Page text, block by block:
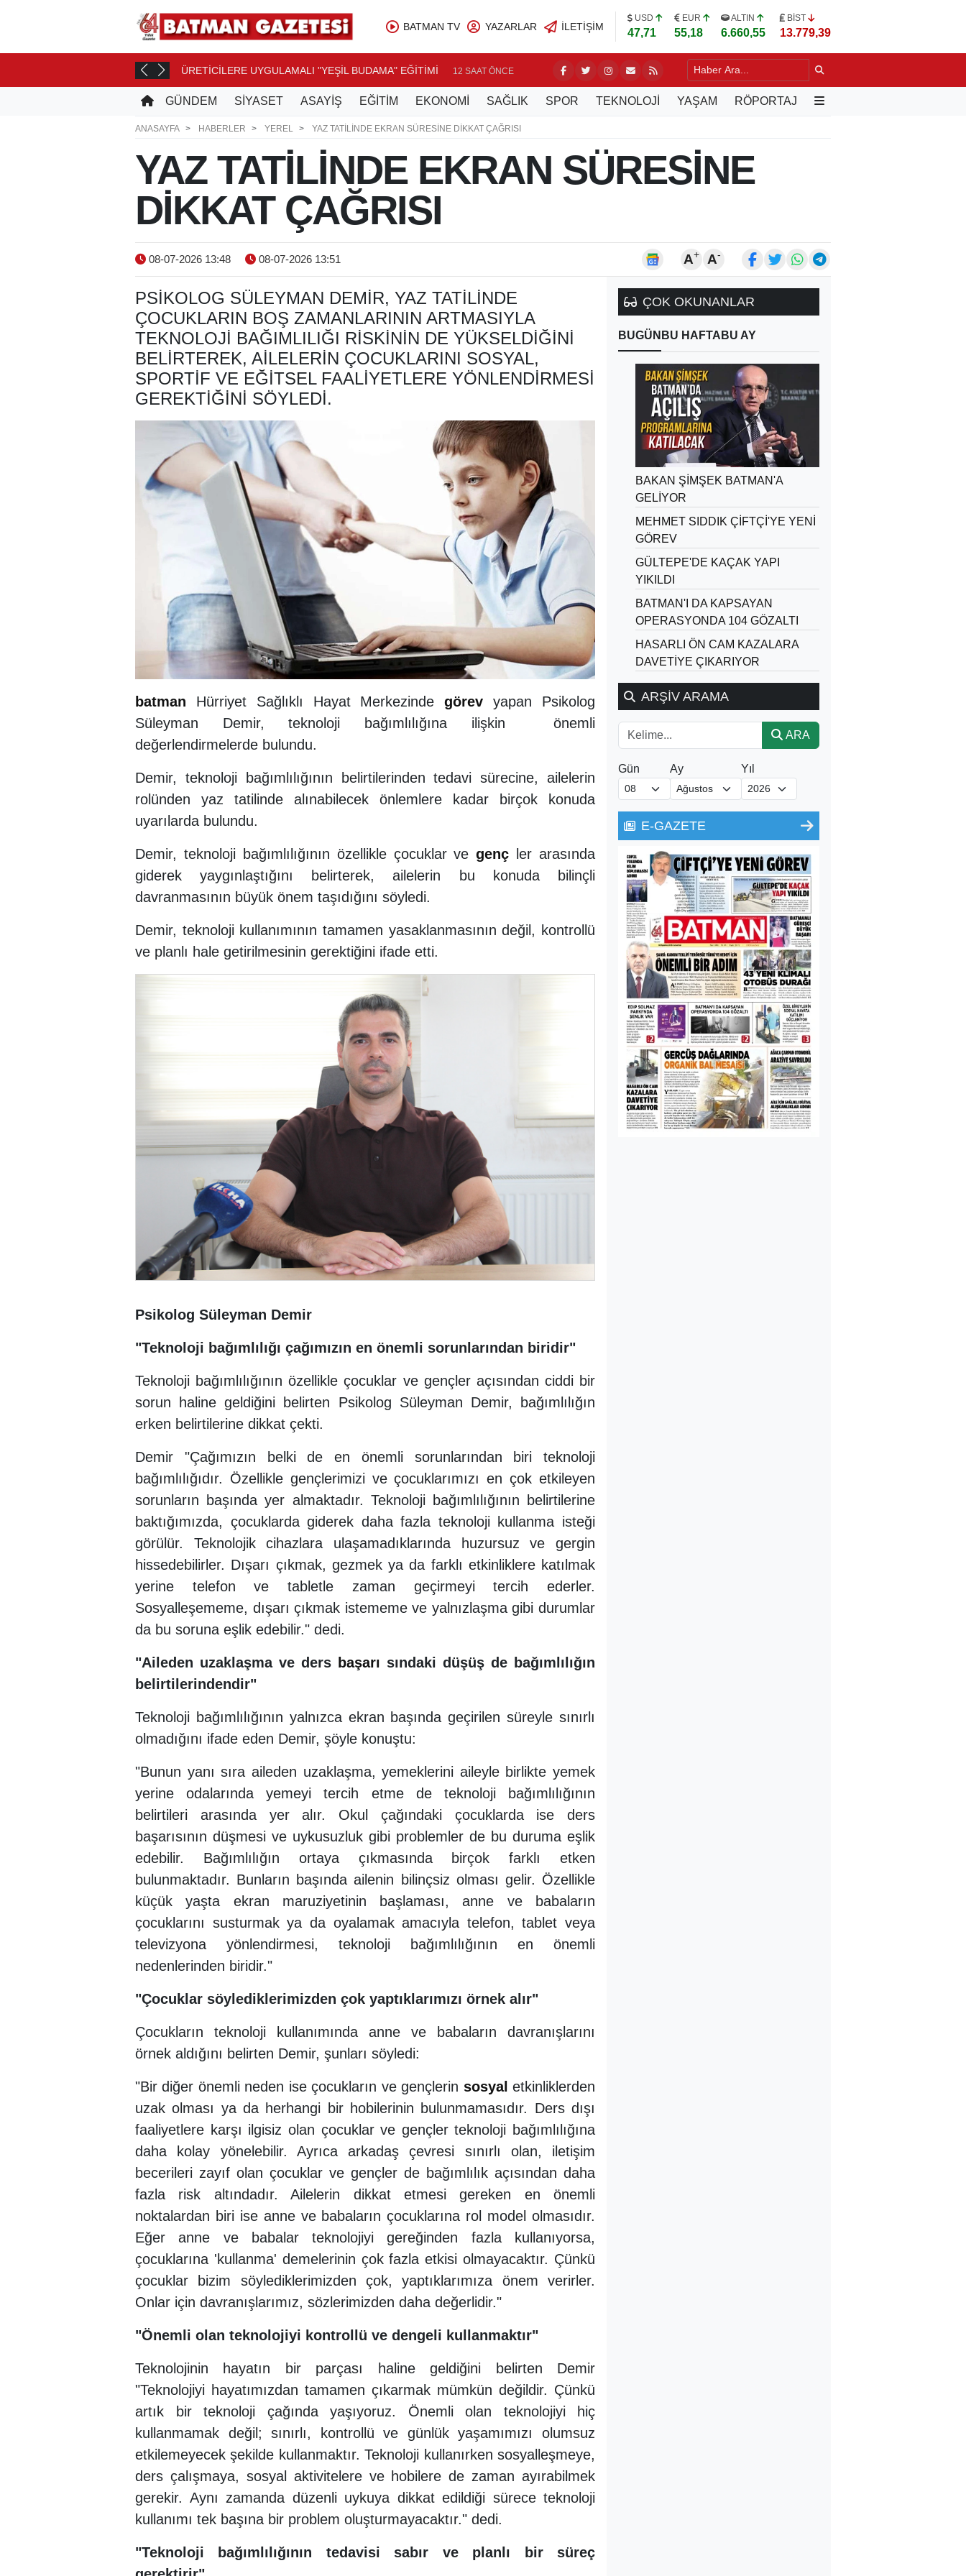
BATMAN TV YAZARLAR İLETIŞIM
USD
47,71
EUR
55,18
ALTIN
6.660,55
BİST
13.779,39
ÜRETİCİLERE UYGULAMALI "YEŞİL BUDAMA" EĞİTİMİ 12 SAAT ÖNCE DİM'DEN BAKAN GÜRLEK'E GAZETECİLİK YASASI TASLAĞI
GÜNDEM SİYASET ASAYİŞ EĞİTİM EKONOMİ SAĞLIK SPOR TEKNOLOJİ YAŞAM RÖPORTAJ
ANASAYFA HABERLER YEREL YAZ TATİLİNDE EKRAN SÜRESİNE DİKKAT ÇAĞRISI
YAZ TATİLİNDE EKRAN SÜRESİNE
DİKKAT ÇAĞRISI
08-07-2026 13:48 08-07-2026 13:51 A+ A-
PSIKOLOG SÜLEYMAN DEMIR, YAZ TATILINDE
ÇOCUKLARIN BOŞ ZAMANLARININ ARTMASIYLA
TEKNOLOJI BAĞIMLILIĞI RISKININ DE YÜKSELDIĞINI
BELIRTEREK, AILELERIN ÇOCUKLARINI SOSYAL,
SPORTIF VE EĞITSEL FAALIYETLERE YÖNLENDIRMESI
GEREKTIĞINI SÖYLEDI.
batman Hürriyet Sağlıklı Hayat Merkezindegörev yapan Psikolog
Süleyman Demir, teknoloji bağımlılığına ilişkin önemli
değerlendirmelerde bulundu.
Demir, teknoloji bağımlılığının belirtilerinden tedavi sürecine, ailelerin
rolünden yaz tatilinde alınabilecek önlemlere kadar birçok konuda
uyarılarda bulundu.
Demir, teknoloji bağımlılığının özellikle çocuklar vegenç ler arasında
giderek yaygınlaştığını belirterek, ailelerin bu konuda bilinçli
davranmasının büyük önem taşıdığını söyledi.
Demir, teknoloji kullanımının tamamen yasaklanmasının değil, kontrollü
ve planlı hale getirilmesinin gerektiğini ifade etti.
Psikolog Süleyman Demir
"Teknoloji bağımlılığı çağımızın en önemli sorunlarından biridir"
Teknoloji bağımlılığının özellikle çocuklar ve gençler açısından ciddi bir
sorun haline geldiğini belirten Psikolog Süleyman Demir, bağımlılığın
erken belirtilerine dikkat çekti.
Demir "Çağımızın belki de en önemli sorunlarından biri teknoloji
bağımlılığıdır. Özellikle gençlerimizi ve çocuklarımızı en çok etkileyen
sorunların başında yer almaktadır. Teknoloji bağımlılığının belirtilerine
baktığımızda, çocuklarda giderek daha fazla teknoloji kullanma isteği
görülür. Teknolojik cihazlara ulaşamadıklarında huzursuz ve gergin
hissedebilirler. Dışarı çıkmak, gezmek ya da farklı etkinliklere katılmak
yerine telefon ve tabletle zaman geçirmeyi tercih ederler.
Sosyalleşememe, dışarı çıkmak istememe ve yalnızlaşma gibi durumlar
da bu soruna eşlik edebilir." dedi.
"Aileden uzaklaşma ve ders başarı sındaki düşüş de bağımlılığın
belirtilerindendir"
Teknoloji bağımlılığının yalnızca ekran başında geçirilen süreyle sınırlı
olmadığını ifade eden Demir, şöyle konuştu:
"Bunun yanı sıra aileden uzaklaşma, yemeklerini aileyle birlikte yemek
yerine odalarında yemeyi tercih etme de teknoloji bağımlılığının
belirtileri arasında yer alır. Okul çağındaki çocuklarda ise ders
başarısının düşmesi ve uykusuzluk gibi problemler de bu duruma eşlik
edebilir. Bağımlılığın ortaya çıkmasında birçok farklı etken
bulunmaktadır. Bunların başında ailenin bilinçsiz olması gelir. Özellikle
küçük yaşta ekran maruziyetinin başlaması, anne ve babaların
çocuklarını susturmak ya da oyalamak amacıyla telefon, tablet veya
televizyona yönlendirmesi, teknoloji bağımlılığının en önemli
nedenlerinden biridir."
"Çocuklar söylediklerimizden çok yaptıklarımızı örnek alır"
Çocukların teknoloji kullanımında anne ve babaların davranışlarını
örnek aldığını belirten Demir, şunları söyledi:
"Bir diğer önemli neden ise çocukların ve gençlerin sosyal etkinliklerden
uzak olması ya da herhangi bir hobilerinin bulunmamasıdır. Ders dışı
faaliyetlere karşı ilgisiz olan çocuklar ve gençler teknoloji bağımlılığına
daha kolay yönelebilir. Ayrıca arkadaş çevresi sınırlı olan, iletişim
becerileri zayıf olan çocuklar ve gençler de bağımlılık açısından daha
fazla risk altındadır. Ailelerin dikkat etmesi gereken en önemli
noktalardan biri ise anne ve babaların çocuklarına rol model olmasıdır.
Eğer anne ve babalar teknolojiyi gereğinden fazla kullanıyorsa,
çocuklarına 'kullanma' demelerinin çok fazla etkisi olmayacaktır. Çünkü
çocuklar bizim söylediklerimizden çok, yaptıklarımıza önem verirler.
Onlar için davranışlarımız, sözlerimizden daha değerlidir."
"Önemli olan teknolojiyi kontrollü ve dengeli kullanmaktır"
Teknolojinin hayatın bir parçası haline geldiğini belirten Demir
"Teknolojiyi hayatımızdan tamamen çıkarmak mümkün değildir. Çünkü
artık bir teknoloji çağında yaşıyoruz. Önemli olan teknolojiyi hiç
kullanmamak değil; sınırlı, kontrollü ve günlük yaşamımızı olumsuz
etkilemeyecek şekilde kullanmaktır. Teknoloji kullanırken sosyalleşmeye,
ders çalışmaya, sosyal aktivitelere ve hobilere de zaman ayırabilmek
gerekir. Aynı zamanda düzenli uykuya dikkat edildiği sürece teknoloji
kullanımı tek başına bir problem oluşturmayacaktır." dedi.
"Teknoloji bağımlılığının tedavisi sabır ve planlı bir süreç
ÇOK OKUNANLAR
BUGÜN BU HAFTA BU AY
BAKAN ŞİMŞEK BATMAN'A
GELİYOR
MEHMET SIDDIK ÇİFTÇİ'YE YENİ
GÖREV
GÜLTEPE'DE KAÇAK YAPI
YIKILDI
BATMAN'I DA KAPSAYAN
OPERASYONDA 104 GÖZALTI
HASARLI ÖN CAM KAZALARA
DAVETİYE ÇIKARIYOR
ARŞİV ARAMA
ARA
Gün Ay Yıl
E-GAZETE